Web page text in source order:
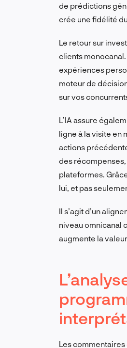
de prédictions
crée une fidélité
Le retour sur
clients
expériences
moteur de
sur vos
L’IA assure
ligne à la visite en
actions
des
plateformes.
lui, et pas
Il s’agit d’un
niveau omnicanal
augmente la
Les commentaires